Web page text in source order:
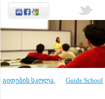
გიდების სკოლა, Guide School